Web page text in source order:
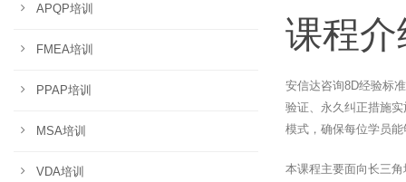
课程介
安信达咨询8D经验标
验证、永久纠正措施
模式，确保每位学员
本课程主要面向长三
APQP培训
FMEA培训
PPAP培训
MSA培训
VDA培训